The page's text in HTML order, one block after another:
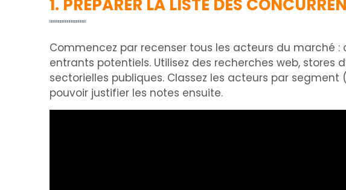
1. PRÉPARER LA LISTE DES
Commencez par recenser tous les acteurs du
entrants potentiels. Utilisez des recherches web, stores
sectorielles publiques. Classez les acteurs par
pouvoir justifier les notes ensuite.